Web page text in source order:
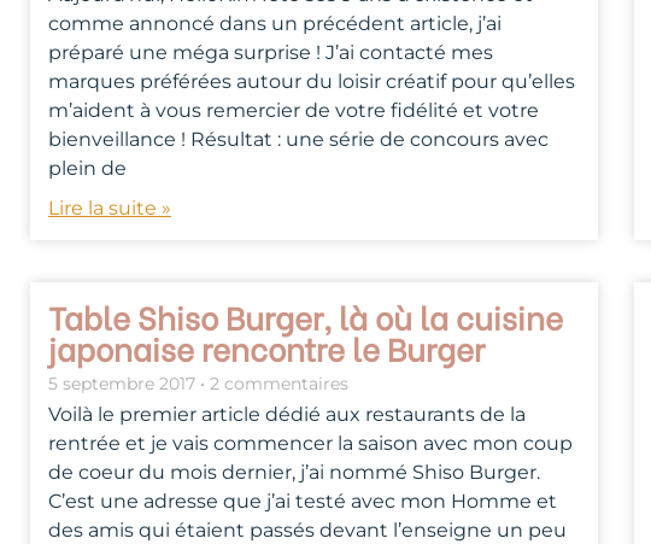
comme annoncé dans un précédent article, j’ai
préparé une méga surprise ! J’ai contacté mes
marques préférées autour du loisir créatif pour qu’elles
m’aident à vous remercier de votre fidélité et votre
bienveillance ! Résultat : une série de concours avec
plein de
Lire la suite »
Table Shiso Burger, là où la cuisine
japonaise rencontre le Burger
5 septembre 2017 2 commentaires
Voilà le premier article dédié aux restaurants de la
rentrée et je vais commencer la saison avec mon coup
de coeur du mois dernier, j’ai nommé Shiso Burger.
C’est une adresse que j’ai testé avec mon Homme et
des amis qui étaient passés devant l’enseigne un peu